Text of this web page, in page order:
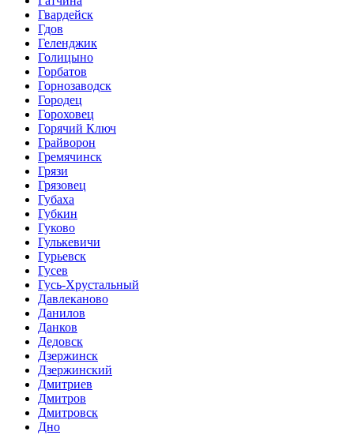
Гвардейск
Гдов
Геленджик
Голицыно
Горбатов
Горнозаводск
Городец
Гороховец
Горячий Ключ
Грайворон
Гремячинск
Грязи
Грязовец
Губаха
Губкин
Гуково
Гулькевичи
Гурьевск
Гусев
Гусь-Хрустальный
Давлеканово
Данилов
Данков
Дедовск
Дзержинск
Дзержинский
Дмитриев
Дмитров
Дмитровск
Дно